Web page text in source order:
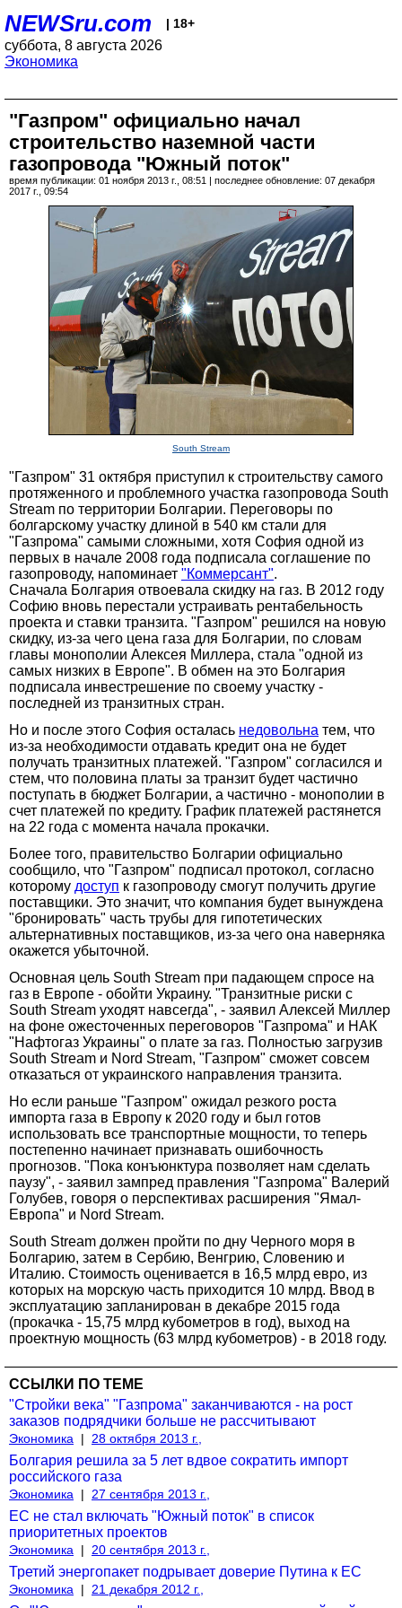
NEWSru.com | 18+
суббота, 8 августа 2026
Экономика
"Газпром" официально начал
строительство наземной части
газопровода "Южный поток"
время публикации: 01 ноября 2013 г., 08:51 | последнее обновление: 07 декабря
2017 г., 09:54
South Stream
"Газпром" 31 октября приступил к строительству самого
протяженного и проблемного участка газопровода South
Stream по территории Болгарии. Переговоры по
болгарскому участку длиной в 540 км стали для
"Газпрома" самыми сложными, хотя София одной из
первых в начале 2008 года подписала соглашение по
газопроводу, напоминает "Коммерсант".
Сначала Болгария отвоевала скидку на газ. В 2012 году
Софию вновь перестали устраивать рентабельность
проекта и ставки транзита. "Газпром" решился на новую
скидку, из-за чего цена газа для Болгарии, по словам
главы монополии Алексея Миллера, стала "одной из
самых низких в Европе". В обмен на это Болгария
подписала инвестрешение по своему участку -
последней из транзитных стран.
Но и после этого София осталась недовольна тем, что
из-за необходимости отдавать кредит она не будет
получать транзитных платежей. "Газпром" согласился и
стем, что половина платы за транзит будет частично
поступать в бюджет Болгарии, а частично - монополии в
счет платежей по кредиту. График платежей растянется
на 22 года с момента начала прокачки.
Более того, правительство Болгарии официально
сообщило, что "Газпром" подписал протокол, согласно
которому доступ к газопроводу смогут получить другие
поставщики. Это значит, что компания будет вынуждена
"бронировать" часть трубы для гипотетических
альтернативных поставщиков, из-за чего она наверняка
окажется убыточной.
Основная цель South Stream при падающем спросе на
газ в Европе - обойти Украину. "Транзитные риски с
South Stream уходят навсегда", - заявил Алексей Миллер
на фоне ожесточенных переговоров "Газпрома" и НАК
"Нафтогаз Украины" о плате за газ. Полностью загрузив
South Stream и Nord Stream, "Газпром" сможет совсем
отказаться от украинского направления транзита.
Но если раньше "Газпром" ожидал резкого роста
импорта газа в Европу к 2020 году и был готов
использовать все транспортные мощности, то теперь
постепенно начинает признавать ошибочность
прогнозов. "Пока конъюнктура позволяет нам сделать
паузу", - заявил зампред правления "Газпрома" Валерий
Голубев, говоря о перспективах расширения "Ямал-
Европа" и Nord Stream.
South Stream должен пройти по дну Черного моря в
Болгарию, затем в Сербию, Венгрию, Словению и
Италию. Стоимость оценивается в 16,5 млрд евро, из
которых на морскую часть приходится 10 млрд. Ввод в
эксплуатацию запланирован в декабре 2015 года
(прокачка - 15,75 млрд кубометров в год), выход на
проектную мощность (63 млрд кубометров) - в 2018 году.
ССЫЛКИ ПО ТЕМЕ
"Стройки века" "Газпрома" заканчиваются - на рост
заказов подрядчики больше не рассчитывают
Экономика | 28 октября 2013 г.,
Болгария решила за 5 лет вдвое сократить импорт
российского газа
Экономика | 27 сентября 2013 г.,
ЕС не стал включать "Южный поток" в список
приоритетных проектов
Экономика | 20 сентября 2013 г.,
Третий энергопакет подрывает доверие Путина к ЕС
Экономика | 21 декабря 2012 г.,